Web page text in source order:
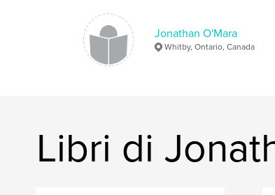
Jonathan O'Mara
Whitby, Ontario, Canada
Libri di